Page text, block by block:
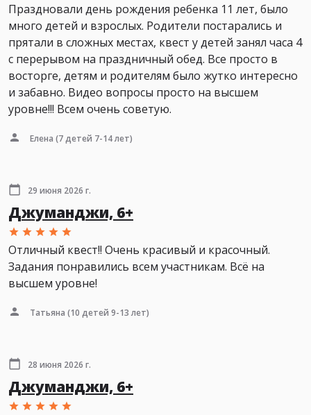
Праздновали день рождения ребенка 11 лет, было
много детей и взрослых. Родители постарались и
прятали в сложных местах, квест у детей занял часа 4
с перерывом на праздничный обед. Все просто в
восторге, детям и родителям было жутко интересно
и забавно. Видео вопросы просто на высшем
уровне!!! Всем очень советую.
Елена (7 детей 7-14 лет)
29 июня 2026 г.
Джуманджи, 6+
Отличный квест!! Очень красивый и красочный.
Задания понравились всем участникам. Всё на
высшем уровне!
Татьяна (10 детей 9-13 лет)
28 июня 2026 г.
Джуманджи, 6+